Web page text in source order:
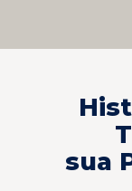
sua